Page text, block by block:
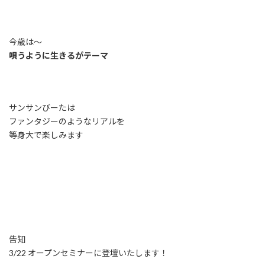
今歳は〜
唄うように生きるがテーマ
サンサンびーたは
ファンタジーのようなリアルを
等身大で楽しみます
告知
3/22 オープンセミナーに登壇いたします！